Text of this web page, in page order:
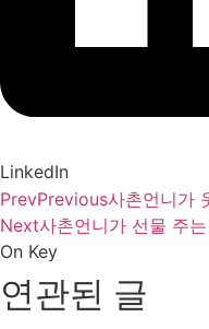
LinkedIn
PrevPrevious사촌언니가
Next사촌언니가 선물 주
On Key
연관된 글